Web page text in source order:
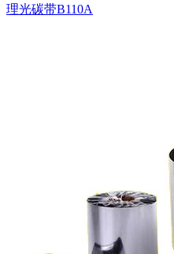
理光碳带B110A